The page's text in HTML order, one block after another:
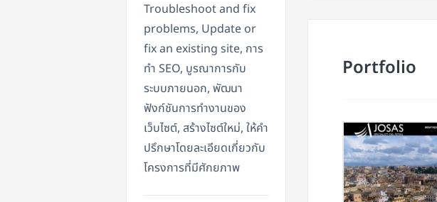
Troubleshoot and fix
problems, Update or
fix an existing site, การ
ทำ SEO, บูรณาการกับ
ระบบภายนอก, พัฒนา
ฟังก์ชันการทำงานของ
เว็บไซต์, สร้างไซต์ใหม่, ให้คำ
ปรึกษาโดยละเอียดเกี่ยวกับ
โครงการที่มีศักยภาพ
Portfolio